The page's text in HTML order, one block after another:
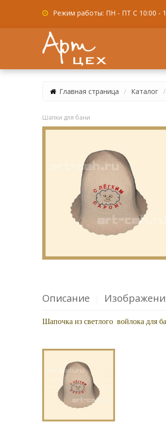
Режим работы: ПН - ПТ С 10:00 -
Главная страница Каталог
Шапки для бани
Описание
Шапочка из светлого войлока для